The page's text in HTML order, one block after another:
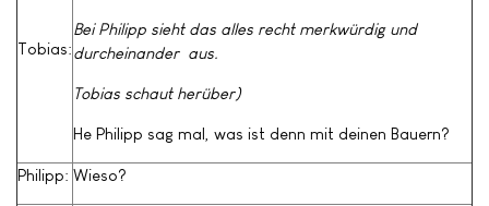
Tobias:
Bei Philipp sieht das alles recht merkwürdig und
durcheinander aus.
Tobias schaut herüber)
He Philipp sag mal, was ist denn mit deinen Bauern?
Philipp: Wieso?